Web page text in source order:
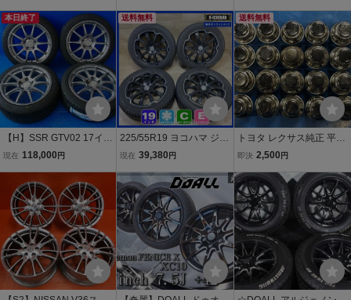
ノア ヴォクシィ 平座ナッ
ト用
純正OP 20インチ 8.5J +4
0 PCD114.3 グロスブラッ
ク 4本
座 全長約４２．５ミリ ４
０系アルファード 等
本日終了
【H】SSR GTV02 17イン
チ 8.0J +45 5H PCD114.3
2026年製(新品) 4本 スイ
フトスポーツ ロードスタ
ー アルテッツァ
現在 118,000 円
送料無料
225/55R19 ヨコハマ ジオ
ランダーI/T-S 2013年製
ノン 7.5-19+50 5H114.3
19インチ スタッドレス 4
本セット 009α
現在 39,380 円
送料無料
トヨタ レクサス純正 平座
袋ナット 21HEX M12-1.5
古 メッキ クラウン アルヴ
ェル プリウス トヨタ車全
般など
即決 2,500 円